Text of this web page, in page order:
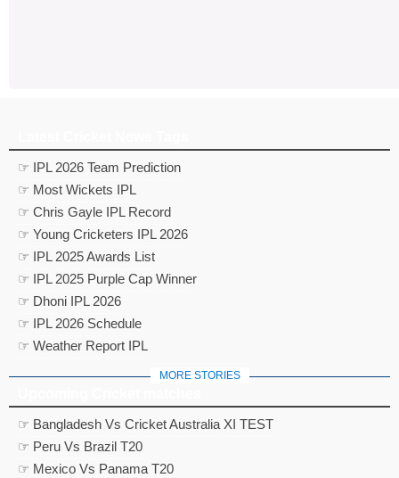
☞ IPL 2026 Team Prediction
☞ Most Wickets IPL
☞ Chris Gayle IPL Record
☞ Young Cricketers IPL 2026
☞ IPL 2025 Awards List
☞ IPL 2025 Purple Cap Winner
☞ Dhoni IPL 2026
☞ IPL 2026 Schedule
☞ Weather Report IPL
MORE STORIES
☞ Bangladesh Vs Cricket Australia XI TEST
☞ Peru Vs Brazil T20
☞ Mexico Vs Panama T20